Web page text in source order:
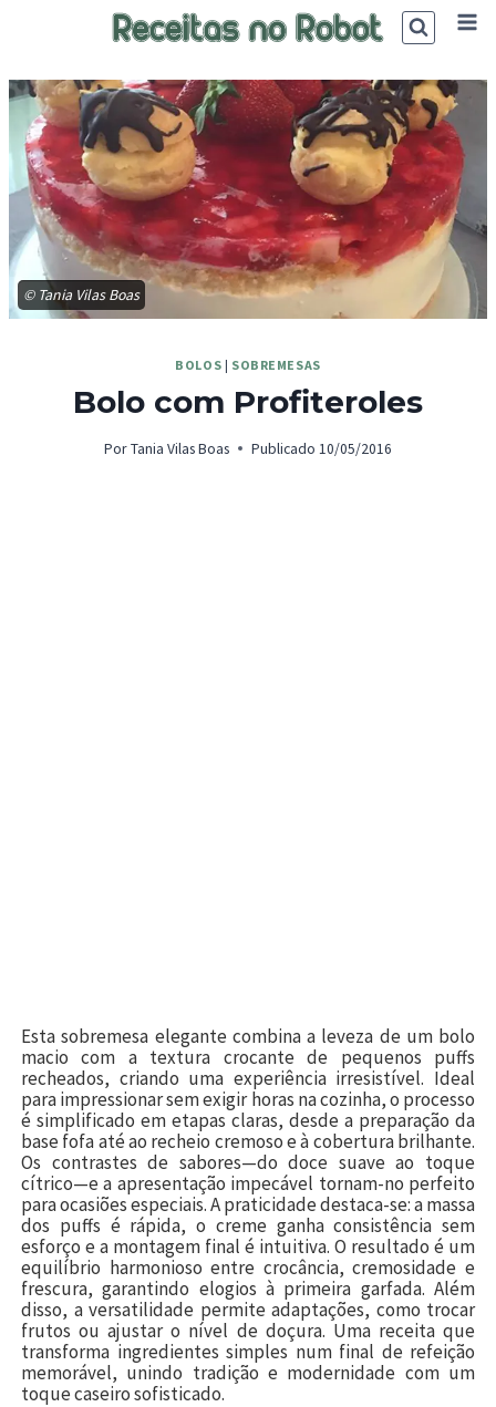
© Tania Vilas Boas
BOLOS | SOBREMESAS
Bolo com Profiteroles
Por Tania Vilas Boas Publicado 10/05/2016
Esta sobremesa elegante combina a leveza de um bolo
macio com a textura crocante de pequenos puffs
recheados, criando uma experiência irresistível. Ideal
para impressionar sem exigir horas na cozinha, o processo
é simplificado em etapas claras, desde a preparação da
base fofa até ao recheio cremoso e à cobertura brilhante.
Os contrastes de sabores—do doce suave ao toque
cítrico—e a apresentação impecável tornam-no perfeito
para ocasiões especiais. A praticidade destaca-se: a massa
dos puffs é rápida, o creme ganha consistência sem
esforço e a montagem final é intuitiva. O resultado é um
equilíbrio harmonioso entre crocância, cremosidade e
frescura, garantindo elogios à primeira garfada. Além
disso, a versatilidade permite adaptações, como trocar
frutos ou ajustar o nível de doçura. Uma receita que
transforma ingredientes simples num final de refeição
memorável, unindo tradição e modernidade com um
toque caseiro sofisticado.